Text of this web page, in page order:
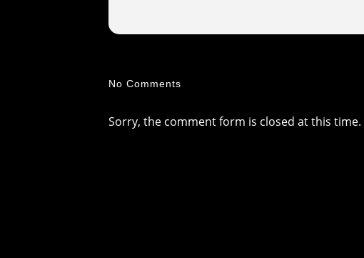
No Comments
Sorry, the comment form is closed at this time.